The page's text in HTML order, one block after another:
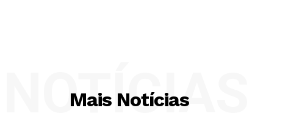
Mais Notícias
NOTÍCIAS